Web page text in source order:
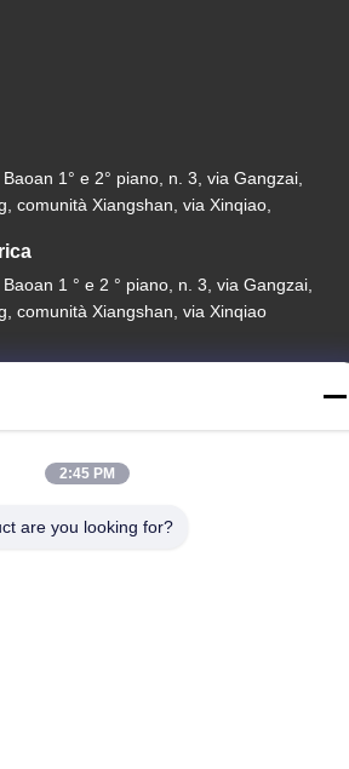
1° e 2° piano, n. 3, via Gangzai,
comunità Xiangshan, via Xinqiao,
1 ° e 2 ° piano, n. 3, via Gangzai,
comunità Xiangshan, via Xinqiao
di lavorazione CNC su misura
2:45 PM
are you looking for?